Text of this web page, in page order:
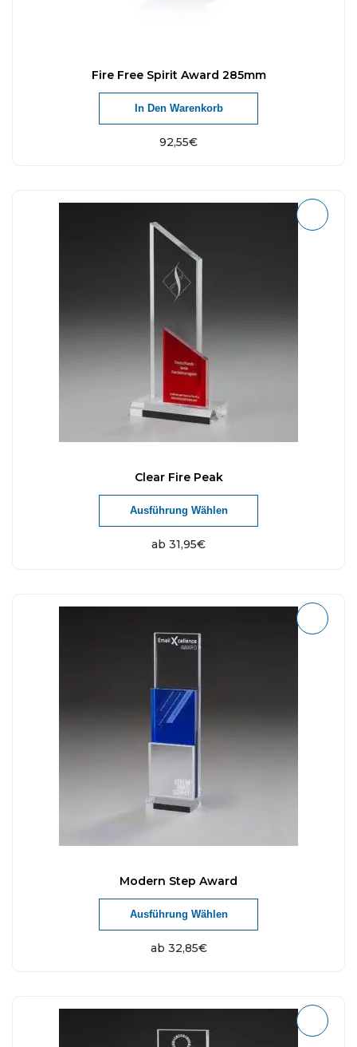
Fire Free Spirit Award 285mm
92,55€
In Den Warenkorb
Clear Fire Peak
ab 31,95€
Ausführung Wählen
Modern Step Award
ab 32,85€
Ausführung Wählen